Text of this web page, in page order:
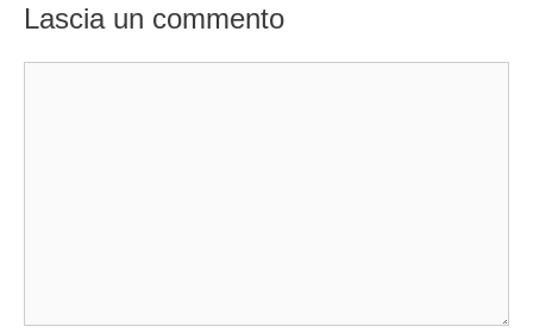
Lascia un commento